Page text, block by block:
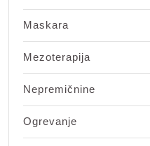
Maskara
Mezoterapija
Nepremičnine
Ogrevanje